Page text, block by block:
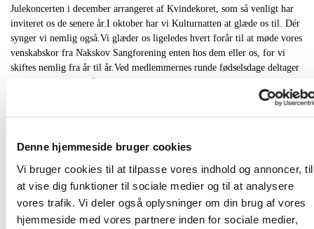
Denne hjemmeside bruger cookies
Vi bruger cookies til at tilpasse vores indhold og annoncer, til
at vise dig funktioner til sociale medier og til at analysere
vores trafik. Vi deler også oplysninger om din brug af vores
hjemmeside med vores partnere inden for sociale medier,
Julekoncerten i december arrangeret af Kvindekoret, som så venligt har
inviteret os de senere år.I oktober har vi Kulturnatten at glæde os til. Dér
synger vi nemlig også.Vi glæder os ligeledes hvert forår til at møde vores
venskabskor fra Nakskov Sangforening enten hos dem eller os, for vi
skiftes nemlig fra år til år.Ved medlemmernes runde fødselsdage deltager
”Elverskud” (I østen stiger solen op…) og går derefter til kaffebordet. Vi
Bestyrelsen:
Formand: Ørn Simonsen